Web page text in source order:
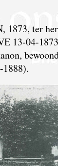
1873, ter
13-04-